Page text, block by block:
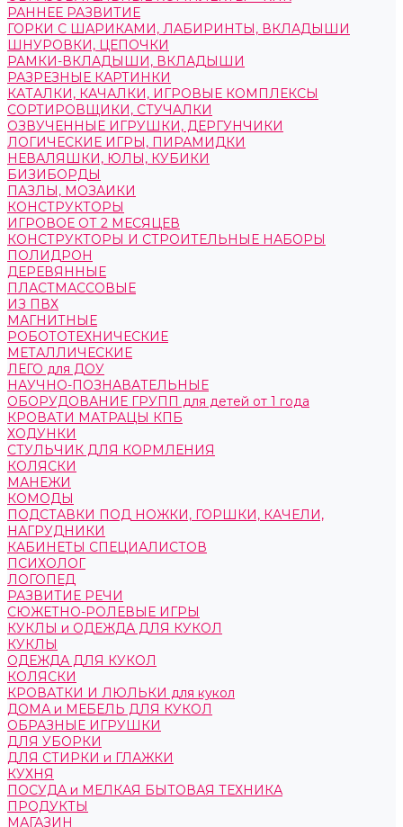
РАННЕЕ РАЗВИТИЕ
ГОРКИ С ШАРИКАМИ, ЛАБИРИНТЫ, ВКЛАДЫШИ
ШНУРОВКИ, ЦЕПОЧКИ
РАМКИ-ВКЛАДЫШИ, ВКЛАДЫШИ
РАЗРЕЗНЫЕ КАРТИНКИ
КАТАЛКИ, КАЧАЛКИ, ИГРОВЫЕ КОМПЛЕКСЫ
СОРТИРОВЩИКИ, СТУЧАЛКИ
ОЗВУЧЕННЫЕ ИГРУШКИ, ДЕРГУНЧИКИ
ЛОГИЧЕСКИЕ ИГРЫ, ПИРАМИДКИ
НЕВАЛЯШКИ, ЮЛЫ, КУБИКИ
БИЗИБОРДЫ
ПАЗЛЫ, МОЗАИКИ
КОНСТРУКТОРЫ
ИГРОВОЕ ОТ 2 МЕСЯЦЕВ
КОНСТРУКТОРЫ И СТРОИТЕЛЬНЫЕ НАБОРЫ
ПОЛИДРОН
ДЕРЕВЯННЫЕ
ПЛАСТМАССОВЫЕ
ИЗ ПВХ
МАГНИТНЫЕ
РОБОТОТЕХНИЧЕСКИЕ
МЕТАЛЛИЧЕСКИЕ
ЛЕГО для ДОУ
НАУЧНО-ПОЗНАВАТЕЛЬНЫЕ
ОБОРУДОВАНИЕ ГРУПП для детей от 1 года
КРОВАТИ МАТРАЦЫ КПБ
ХОДУНКИ
СТУЛЬЧИК ДЛЯ КОРМЛЕНИЯ
КОЛЯСКИ
МАНЕЖИ
КОМОДЫ
ПОДСТАВКИ ПОД НОЖКИ, ГОРШКИ, КАЧЕЛИ,
НАГРУДНИКИ
КАБИНЕТЫ СПЕЦИАЛИСТОВ
ПСИХОЛОГ
ЛОГОПЕД
РАЗВИТИЕ РЕЧИ
СЮЖЕТНО-РОЛЕВЫЕ ИГРЫ
КУКЛЫ и ОДЕЖДА ДЛЯ КУКОЛ
КУКЛЫ
ОДЕЖДА ДЛЯ КУКОЛ
КОЛЯСКИ
КРОВАТКИ И ЛЮЛЬКИ для кукол
ДОМА и МЕБЕЛЬ ДЛЯ КУКОЛ
ОБРАЗНЫЕ ИГРУШКИ
ДЛЯ УБОРКИ
ДЛЯ СТИРКИ и ГЛАЖКИ
КУХНЯ
ПОСУДА и МЕЛКАЯ БЫТОВАЯ ТЕХНИКА
ПРОДУКТЫ
МАГАЗИН